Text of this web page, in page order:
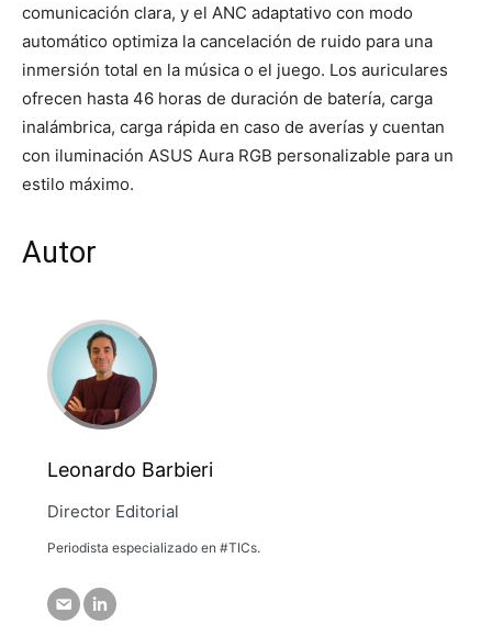
comunicación clara, y el ANC adaptativo con modo
automático optimiza la cancelación de ruido para una
inmersión total en la música o el juego. Los auriculares
ofrecen hasta 46 horas de duración de batería, carga
inalámbrica, carga rápida en caso de averías y cuentan
con iluminación ASUS Aura RGB personalizable para un
estilo máximo.
Autor
Leonardo Barbieri
Director Editorial
Periodista especializado en #TICs.